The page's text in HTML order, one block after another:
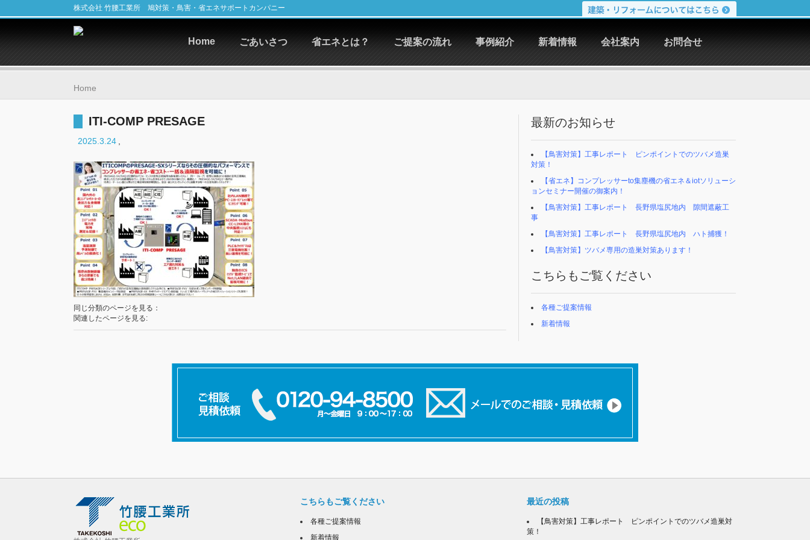
株式会社 竹腰工業所 鳩対策・鳥害・省エネサポートカンパニー
Home ごあいさつ 省エネとは？ ご提案の流れ 事例紹介 新着情報 会社案内 お問合せ
Home
ITI-COMP PRESAGE
2025.3.24
同じ分類のページを見る：
関連したページを見る:
最新のお知らせ
【鳥害対策】工事レポート ピンポイントでのツバメ造巣
対策！
【省エネ】コンプレッサーto集塵機の省エネ＆iotソリューシ
ョンセミナー開催の御案内！
【鳥害対策】工事レポート 長野県塩尻地内 隙間遮蔽工
事
【鳥害対策】工事レポート 長野県塩尻地内 ハト捕獲！
【鳥害対策】ツバメ専用の造巣対策あります！
こちらもご覧ください
各種ご提案情報
新着情報
こちらもご覧ください
各種ご提案情報
新着情報
最近の投稿
【鳥害対策】工事レポート ピンポイントでのツバメ造巣対
策！